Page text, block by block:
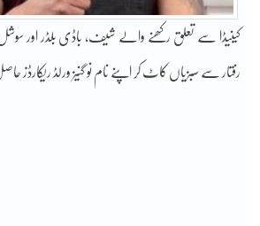
کینیڈا سے تعلق رکھنے والے شیف، باڈی بلڈر اور سوشل
رفتار سے سبزیاں کاٹ کر اپنے نام نو گنیز ورلڈ ریکارڈز